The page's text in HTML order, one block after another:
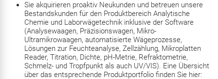
Sie akquirieren proaktiv Neukunden und betreuen unsere
Bestandskunden für den Produktbereich Analytische
Chemie und Laborwägetechnik inklusive der Software
(Analysewaagen, Präzisionswagen, Mikro-
Ultramikrowaagen, automatisierte Wägeprozesse,
Lösungen zur Feuchteanalyse, Zellzählung, Mikroplatten
Reader, Titration, Dichte, pH-Metrie, Refraktometrie,
Schmelz- und Tropfpunkt als auch UV/VIS). Eine Übersicht
über das entsprechende Produktportfolio finden Sie hier: